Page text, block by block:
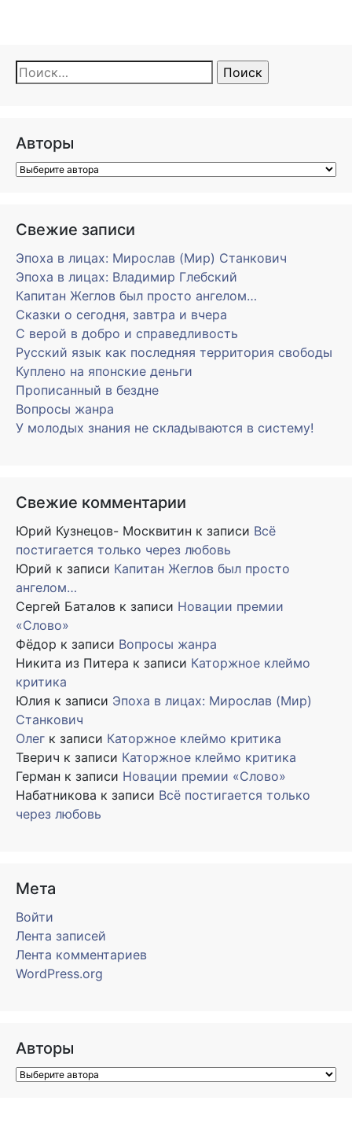
Найти:
Авторы
Свежие записи
Эпоха в лицах: Мирослав (Мир) Станкович
Эпоха в лицах: Владимир Глебский
Капитан Жеглов был просто ангелом…
Сказки о сегодня, завтра и вчера
С верой в добро и справедливость
Русский язык как последняя территория свободы
Куплено на японские деньги
Прописанный в бездне
Вопросы жанра
У молодых знания не складываются в систему!
Свежие комментарии
Юрий Кузнецов- Москвитин к записи Всё
постигается только через любовь
Юрий к записи Капитан Жеглов был просто
ангелом…
Сергей Баталов к записи Новации премии
«Слово»
Фёдор к записи Вопросы жанра
Никита из Питера к записи Каторжное клеймо
критика
Юлия к записи Эпоха в лицах: Мирослав (Мир)
Станкович
Олег к записи Каторжное клеймо критика
Тверич к записи Каторжное клеймо критика
Герман к записи Новации премии «Слово»
Набатникова к записи Всё постигается только
через любовь
Мета
Войти
Лента записей
Лента комментариев
WordPress.org
Авторы